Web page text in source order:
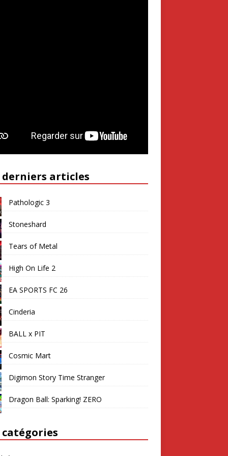
derniers articles
Pathologic 3
Stoneshard
Tears of Metal
High On Life 2
EA SPORTS FC 26
Cinderia
BALL x PIT
Cosmic Mart
Digimon Story Time Stranger
Dragon Ball: Sparking! ZERO
catégories